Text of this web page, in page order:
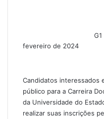
fevereiro de 2024
Candidatos interessados
público para a Carreira
da Universidade do
realizar suas inscrições